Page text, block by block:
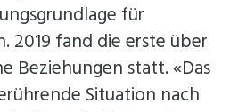
für
2019 fand die erste über
Beziehungen statt. «Das
Situation nach